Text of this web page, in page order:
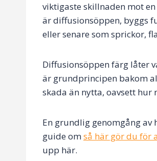
viktigaste skillnaden mot
är diffusionsöppen, byggs
eller senare som sprickor,
Diffusionsöppen färg låter
är grundprincipen bakom
skada än nytta, oavsett
En grundlig genomgång av
guide omså här gör du för
upp här.